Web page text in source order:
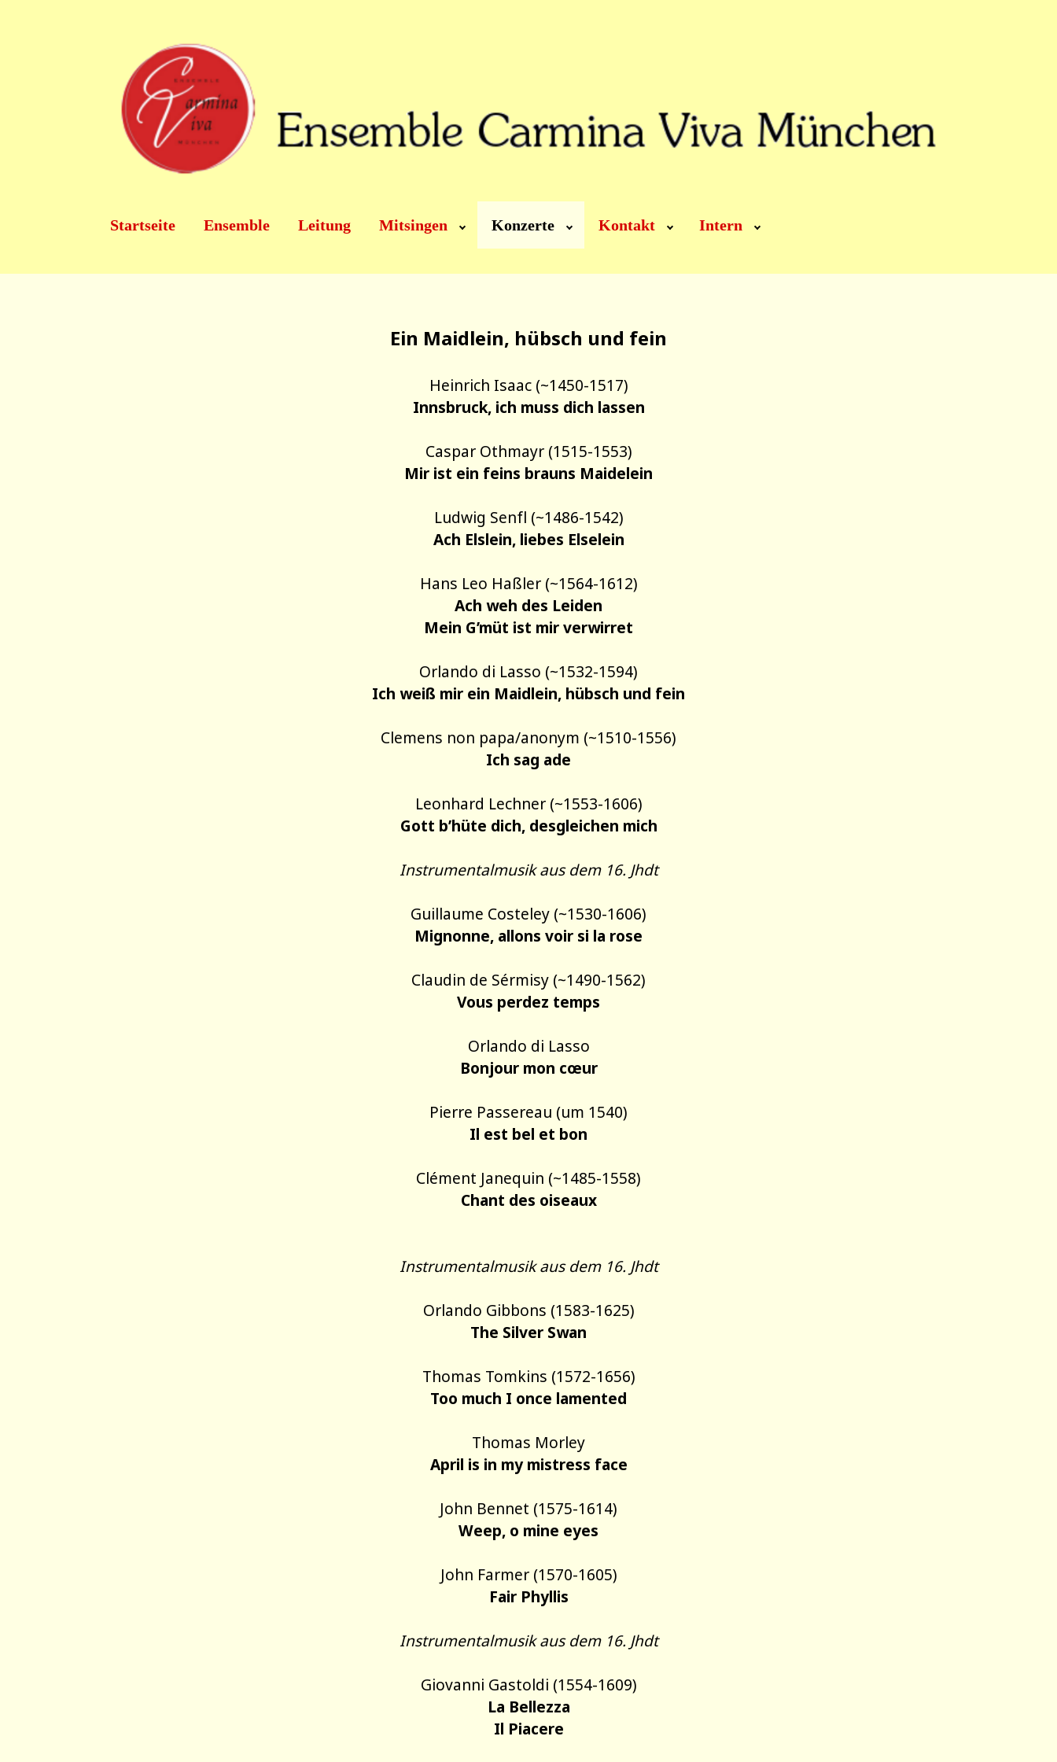
Startseite Ensemble Leitung Mitsingen Konzerte Kontakt Intern
Ein Maidlein, hübsch und fein
Heinrich Isaac (~1450-1517)
Innsbruck, ich muss dich lassen
Caspar Othmayr (1515-1553)
Mir ist ein feins brauns Maidelein
Ludwig Senfl (~1486-1542)
Ach Elslein, liebes Elselein
Hans Leo Haßler (~1564-1612)
Ach weh des Leiden
Mein G’müt ist mir verwirret
Orlando di Lasso (~1532-1594)
Ich weiß mir ein Maidlein, hübsch und fein
Clemens non papa/anonym (~1510-1556)
Ich sag ade
Leonhard Lechner (~1553-1606)
Gott b’hüte dich, desgleichen mich
Instrumentalmusik aus dem 16. Jhdt
Guillaume Costeley (~1530-1606)
Mignonne, allons voir si la rose
Claudin de Sérmisy (~1490-1562)
Vous perdez temps
Orlando di Lasso
Bonjour mon cœur
Pierre Passereau (um 1540)
Il est bel et bon
Clément Janequin (~1485-1558)
Chant des oiseaux
Instrumentalmusik aus dem 16. Jhdt
Orlando Gibbons (1583-1625)
The Silver Swan
Thomas Tomkins (1572-1656)
Too much I once lamented
Thomas Morley
April is in my mistress face
John Bennet (1575-1614)
Weep, o mine eyes
John Farmer (1570-1605)
Fair Phyllis
Instrumentalmusik aus dem 16. Jhdt
Giovanni Gastoldi (1554-1609)
La Bellezza
Il Piacere